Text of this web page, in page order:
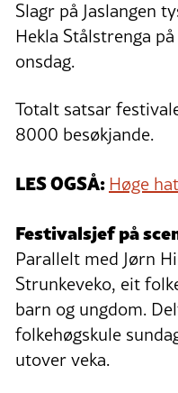
Slagr på Jaslangen
Hekla Stålstrenga
onsdag.
Totalt satsar
8000 besøkjande.
LES OGSÅ: Høge
Festivalsjef på
Parallelt med Jørn
Strunkeveko, eit
barn og ungdom.
folkehøgskule
utover veka.